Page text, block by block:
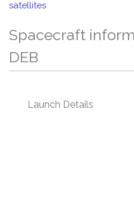
satellites
Spacecraft
DEB
Launch Details